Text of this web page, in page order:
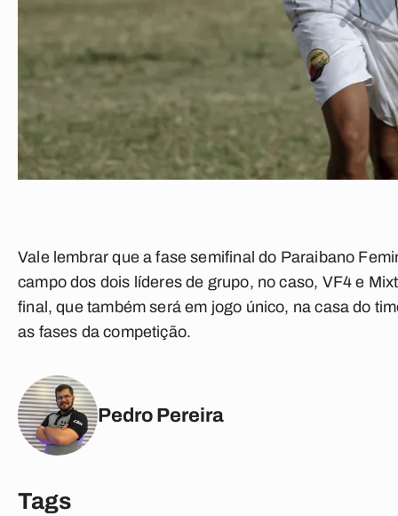
Vale lembrar que a fase semifinal do Paraibano
campo dos dois líderes de grupo, no caso, VF4 e
final, que também será em jogo único, na casa do
as fases da competição.
Pedro Pereira
Tags